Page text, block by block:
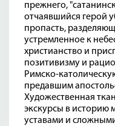
прежнего,
отчаявшийся герой
пропасть,
устремленное к
христианство и
позитивизму и
Римско-
предавшим
Художественная
экскурсы в историю
уставами и